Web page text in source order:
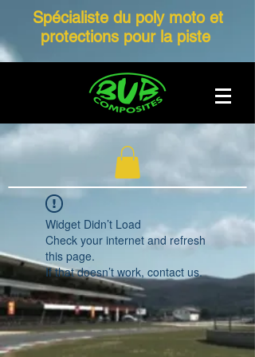
Spécialiste du poly moto et
protections pour la piste
Widget Didn’t Load
Check your internet and refresh
this page.
If that doesn’t work, contact us.